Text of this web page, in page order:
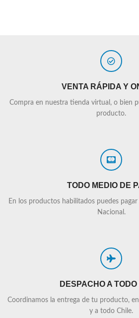
VENTA RÁPIDA Y
Compra en nuestra tienda virtual, o bien
producto.
TODO MEDIO DE
En los productos habilitados puedes
Nacional.
DESPACHO A
Coordinamos la entrega de tu producto,
y a todo Chile.